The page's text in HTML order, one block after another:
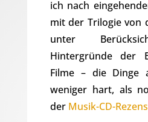
ich nach
mit der Trilogie von
unter
Hintergründe der
Filme – die Dinge
weniger hart, als
der Musik-CD-